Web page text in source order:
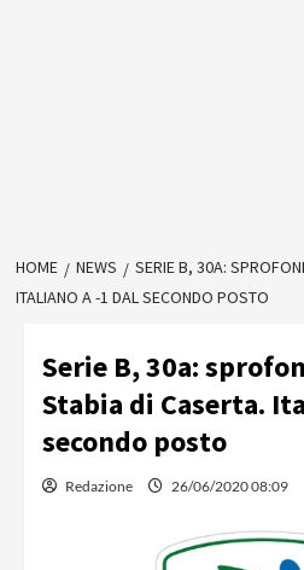
HOME NEWS
SERIE B, 30A:
ITALIANO A -1 DAL SECONDO POSTO
Serie B, 30a:
Stabia di Caserta.
secondo posto
Redazione 26/06/2020 08:09